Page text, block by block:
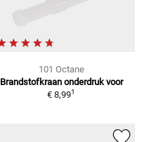
101 Octane
Brandstofkraan onderdruk voor
€ 8,991